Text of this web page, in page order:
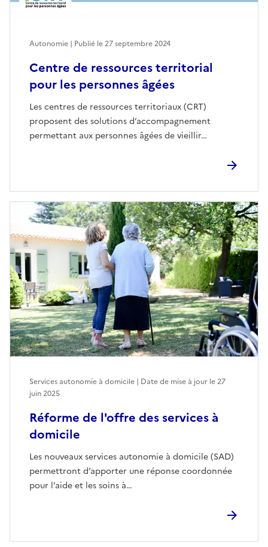
Centre de ressources territorial
pour les personnes âgées
Les centres de ressources territoriaux (CRT)
proposent des solutions d’accompagnement
permettant aux personnes âgées de vieillir…
Autonomie | Publié le27 septembre 2024
Réforme de l'offre des services à
domicile
Les nouveaux services autonomie à domicile (SAD)
permettront d’apporter une réponse coordonnée
pour l’aide et les soins à…
Services autonomie à domicile | Date de mise à jour le27
juin 2025